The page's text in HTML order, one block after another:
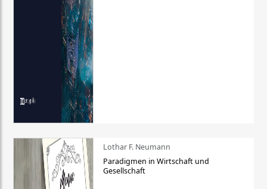
Lothar F. Neumann
Paradigmen in Wirtschaft und
Gesellschaft